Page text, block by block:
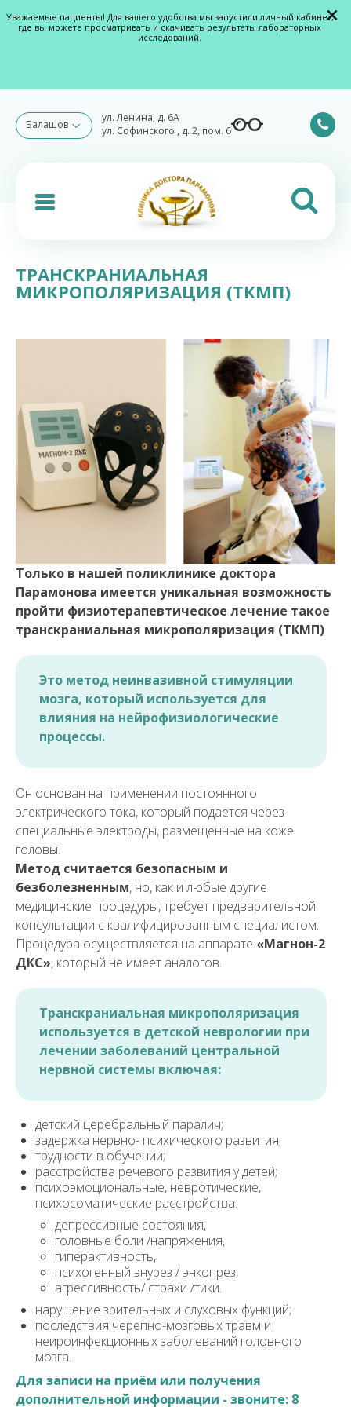
×
Уважаемые пациенты! Для вашего удобства мы запустили личный кабинет,
где вы можете просматривать и скачивать результаты лабораторных
исследований.
Балашов
ул. Ленина, д. 6А
ул. Софинского , д. 2, пом. 6
ТРАНСКРАНИАЛЬНАЯ
МИКРОПОЛЯРИЗАЦИЯ (ТКМП)
Только в нашей поликлинике доктора
Парамонова имеется уникальная возможность
пройти физиотерапевтическое лечение такое
транскраниальная микрополяризация (ТКМП)
Это метод неинвазивной стимуляции
мозга, который используется для
влияния на нейрофизиологические
процессы.
Он основан на применении постоянного
электрического тока, который подается через
специальные электроды, размещенные на коже
головы.
Метод считается безопасным и
безболезненным, но, как и любые другие
медицинские процедуры, требует предварительной
консультации с квалифицированным специалистом.
Процедура осуществляется на аппарате «Магнон-2
ДКС», который не имеет аналогов.
Транскраниальная микрополяризация
используется в детской неврологии при
лечении заболеваний центральной
нервной системы включая:
детский церебральный паралич;
задержка нервно- психического развития;
трудности в обучении;
расстройства речевого развития у детей;
психоэмоциональные, невротические,
психосоматические расстройства:
депрессивные состояния,
головные боли /напряжения,
гиперактивность,
психогенный энурез / энкопрез,
агрессивность/ страхи /тики.
нарушение зрительных и слуховых функций;
последствия черепно-мозговых травм и
неироинфекционных заболеваний головного
мозга.
Для записи на приём или получения
дополнительной информации - звоните: 8